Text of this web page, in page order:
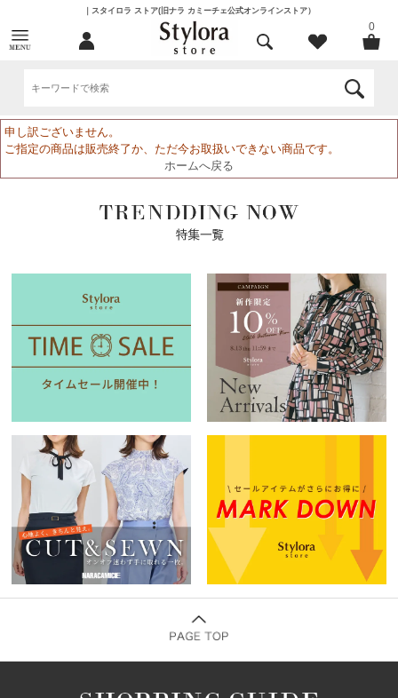
｜スタイロラ ストア(旧ナラ カミーチェ公式オンラインストア）
0
申し訳ございません。
ご指定の商品は販売終了か、ただ今お取扱いできない商品です。
ホームへ戻る